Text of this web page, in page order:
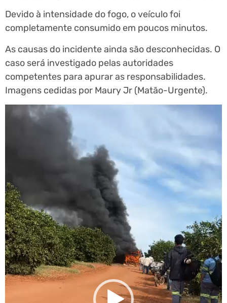
Devido à intensidade do fogo, o veículo foi
completamente consumido em poucos minutos.
As causas do incidente ainda são desconhecidas. O
caso será investigado pelas autoridades
competentes para apurar as responsabilidades.
Imagens cedidas por Maury Jr (Matão-Urgente).
Tocador